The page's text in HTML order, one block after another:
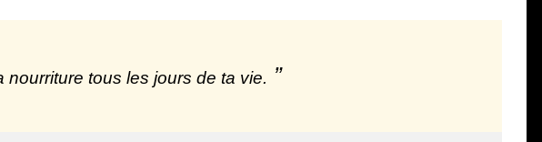
tous les jours de ta vie.